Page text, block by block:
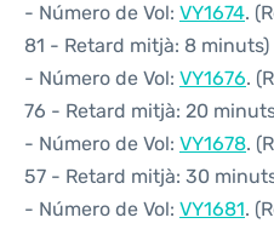
- Número de Vol: VY1674.
81 - Retard mitjà: 8 minuts)
- Número de Vol: VY1676.
76 - Retard mitjà: 20
- Número de Vol: VY1678.
57 - Retard mitjà: 30
- Número de Vol: VY1681.